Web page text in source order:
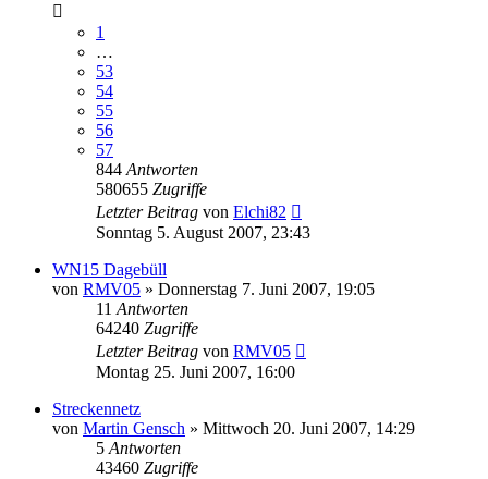
1
…
53
54
55
56
57
844 Antworten
580655 Zugriffe
Letzter Beitrag von Elchi82
Sonntag 5. August 2007, 23:43
WN15 Dagebüll
von RMV05 » Donnerstag 7. Juni 2007, 19:05
11 Antworten
64240 Zugriffe
Letzter Beitrag von RMV05
Montag 25. Juni 2007, 16:00
Streckennetz
von Martin Gensch » Mittwoch 20. Juni 2007, 14:29
5 Antworten
43460 Zugriffe